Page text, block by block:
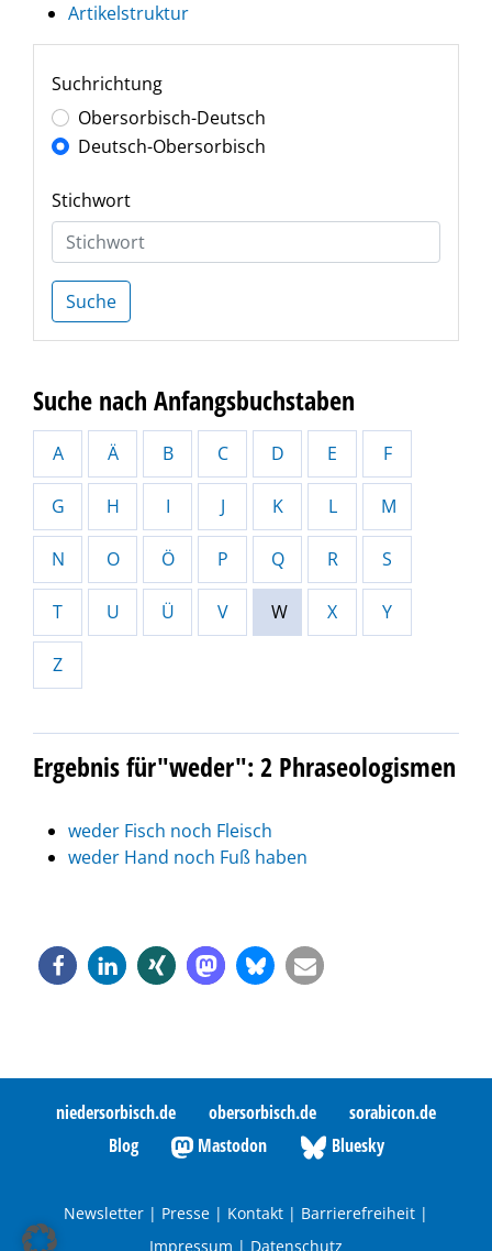
Artikelstruktur
Suchrichtung
Obersorbisch-Deutsch
Deutsch-Obersorbisch
Stichwort
Suche
Suche nach Anfangsbuchstaben
A Ä B C D E F
G H I J K L M
N O Ö P Q R S
T U Ü V W X Y
Z
Ergebnis für"weder": 2 Phraseologismen
weder Fisch noch Fleisch
weder Hand noch Fuß haben
niedersorbisch.de obersorbisch.de
sorabicon.de
Blog
Mastodon Bluesky
Newsletter | Presse | Kontakt | Barrierefreiheit |
Impressum | Datenschutz